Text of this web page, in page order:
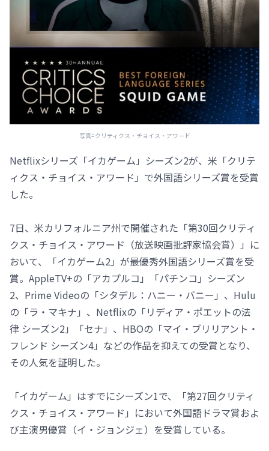
写真=クリティクス・チョイス・アワード
Netflixシリーズ「イカゲーム」シーズン2が、米「クリテ
ィクス・チョイス・アワード」で外国語シリーズ賞を受賞
した。
7日、米カリフォルニア州で開催された「第30回クリティ
クス・チョイス・アワード（放送映画批評家協会賞）」に
おいて、「イカゲーム2」が最優秀外国語シリーズ賞を受
賞。AppleTV+の「アカプルコ」「パチンコ」シーズン
2、Prime Videoの「シタデル：ハニー・バニー」、Hulu
の「ラ・マキナ」、Netflixの「リディア・ポエットの法
律 シーズン2」「セナ」、HBOの「マイ・ブリリアント・
フレンド シーズン4」などの作品を抑えての受賞となり、
その人気を証明した。
「イカゲーム」はすでにシーズン1で、「第27回クリティ
クス・チョイス・アワード」において外国語ドラマ賞およ
び主演男優賞（イ・ジョンジェ）を受賞している。